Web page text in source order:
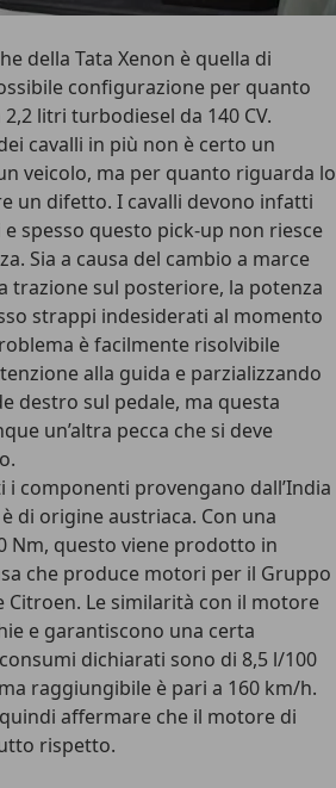
della Tata Xenon è quella di
configurazione per quanto
litri turbodiesel da 140 CV.
cavalli in più non è certo un
veicolo, ma per quanto riguarda lo
un difetto. I cavalli devono infatti
spesso questo pick-up non riesce
Sia a causa del cambio a marce
trazione sul posteriore, la potenza
strappi indesiderati al momento
è facilmente risolvibile
alla guida e parzializzando
destro sul pedale, ma questa
un’altra pecca che si deve
componenti provengano dall’India
di origine austriaca. Con una
Nm, questo viene prodotto in
che produce motori per il Gruppo
Citroen. Le similarità con il motore
e garantiscono una certa
dichiarati sono di 8,5 l/100
raggiungibile è pari a 160 km/h.
affermare che il motore di
rispetto.